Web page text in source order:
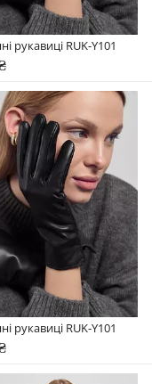
рукавиці RUK-Y101
рукавиці RUK-Y101